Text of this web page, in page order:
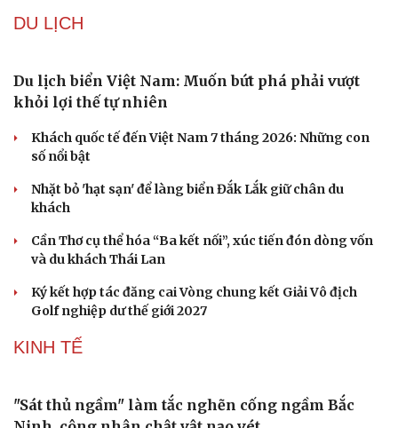
DU LỊCH
Du lịch biển Việt Nam: Muốn bứt phá phải vượt
khỏi lợi thế tự nhiên
Khách quốc tế đến Việt Nam 7 tháng 2026: Những con
số nổi bật
Nhặt bỏ 'hạt sạn' để làng biển Đắk Lắk giữ chân du
khách
Cần Thơ cụ thể hóa “Ba kết nối”, xúc tiến đón dòng vốn
và du khách Thái Lan
Ký kết hợp tác đăng cai Vòng chung kết Giải Vô địch
Golf nghiệp dư thế giới 2027
KINH TẾ
"Sát thủ ngầm" làm tắc nghẽn cống ngầm Bắc